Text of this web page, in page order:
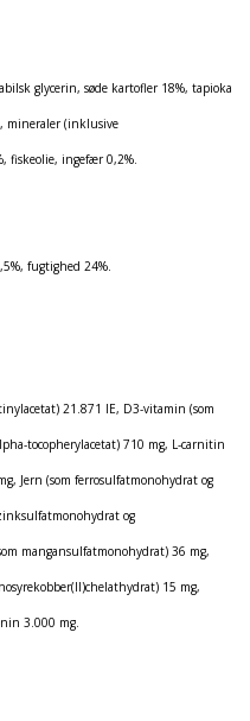
glycerin, søde kartofler 18%, tapioka
mineraler (inklusive
fiskeolie, ingefær 0,2%.
fugtighed 24%.
21.871 IE, D3-vitamin (som
tocopherylacetat) 710 mg, L-carnitin
Jern (som ferrosulfatmonohydrat og
og
mangansulfatmonohydrat) 36 mg,
15 mg,
3.000 mg.